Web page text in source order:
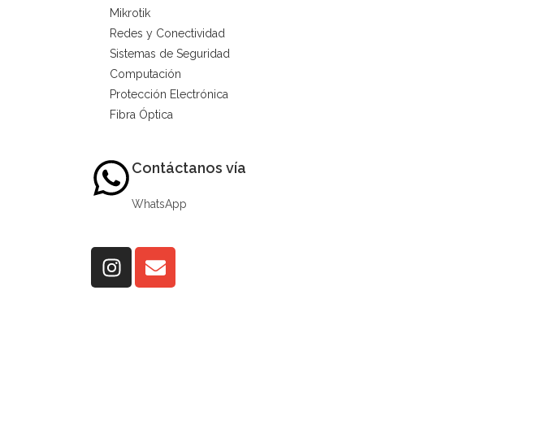
Mikrotik
Redes y Conectividad
Sistemas de Seguridad
Computación
Protección Electrónica
Fibra Óptica
Contáctanos vía
WhatsApp